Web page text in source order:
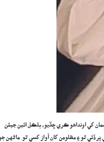
کي اونداهو ڪري ڇڏيو، بلڪل ائين جيئن
ڏئي ٿو ۽ مظلومن کان آواز کسي ٿو. ماڻهن